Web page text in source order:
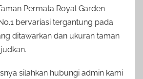
Permata Royal Garden
bervariasi tergantung pada
ditawarkan dan ukuran taman
silahkan hubungi admin kami